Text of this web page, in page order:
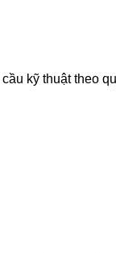
kỹ thuật theo